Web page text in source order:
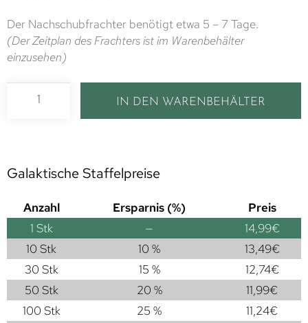
Der Nachschubfrachter benötigt etwa 5 – 7 Tage.
(Der Zeitplan des Frachters ist im Warenbehälter
einzusehen)
IN DEN WARENBEHÄLTER
Galaktische Staffelpreise
Anzahl Ersparnis (%)
Preis
1 Stk — 14,99€
10 Stk
10 % 13,49€
30 Stk
15 % 12,74€
50 Stk
20 % 11,99€
100 Stk
25 % 11,24€